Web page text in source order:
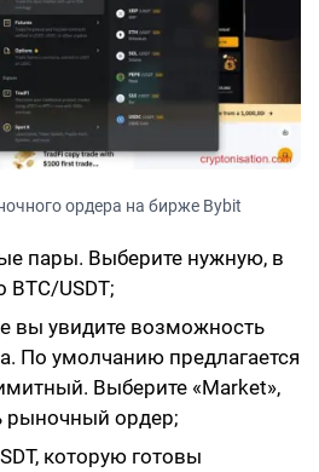
ордера на бирже Bybit
пары. Выберите нужную, в
BTC/USDT;
вы увидите возможность
По умолчанию предлагается
Выберите «Market»,
рыночный ордер;
которую готовы